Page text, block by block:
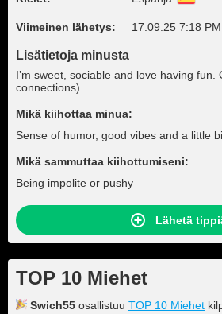
Viimeinen lähetys: 17.09.25 7:18 PM
Lisätietoja minusta
I’m sweet, sociable and love having fun.
connections)
Mikä kiihottaa minua:
Sense of humor, good vibes and a little
Mikä sammuttaa kiihottumiseni:
Being impolite or pushy
Lähetä
TOP 10 Miehet
Swich55 osallistuu TOP 10 Miehet